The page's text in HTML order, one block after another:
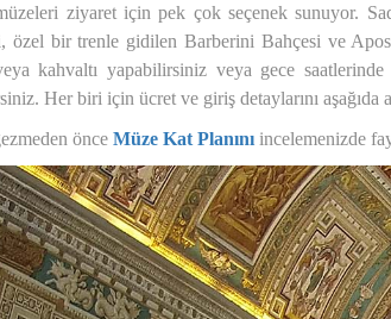
ziyaret için pek çok seçenek sunuyor.
özel bir trenle gidilen Barberini Bahçesi ve
kahvaltı yapabilirsiniz veya gece
Her biri için ücret ve giriş detaylarını aşağıda
önce Müze Kat Planını incelemenizde